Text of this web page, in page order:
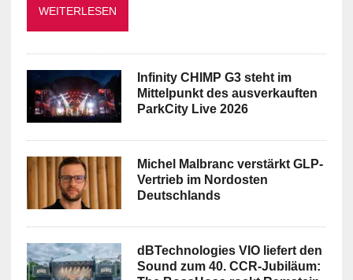
WEITERLESEN
Infinity CHIMP G3 steht im
Mittelpunkt des ausverkauften
ParkCity Live 2026
Michel Malbranc verstärkt GLP-
Vertrieb im Nordosten
Deutschlands
dBTechnologies VIO liefert den
Sound zum 40. CCR-Jubiläum: